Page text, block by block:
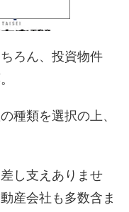
ろん、投資物件
種類を選択の上、
し支えありませ
産会社も多数含ま